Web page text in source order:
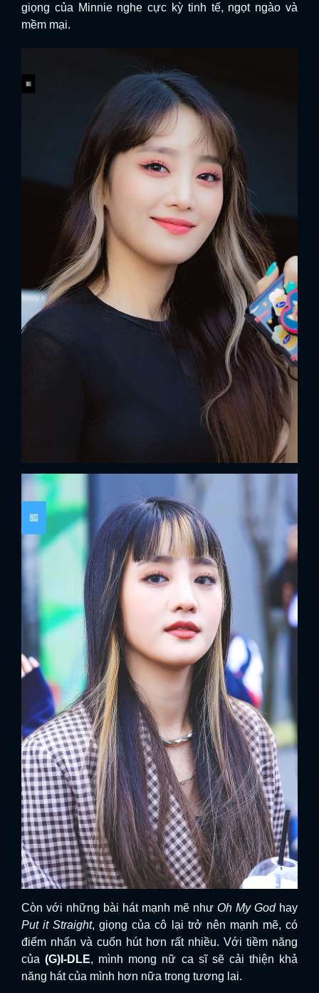
giọng của Minnie nghe cực kỳ tinh tế, ngọt ngào và
mềm mại.
Còn với những bài hát mạnh mẽ như Oh My Godhay
Put it Straight, giọng của cô lại trở nên mạnh mẽ, có
điểm nhấn và cuốn hút hơn rất nhiều. Với tiềm năng
của(G)I-DLE, mình mong nữ ca sĩ sẽ cải thiện khả
năng hát của mình hơn nữa trong tương lai.